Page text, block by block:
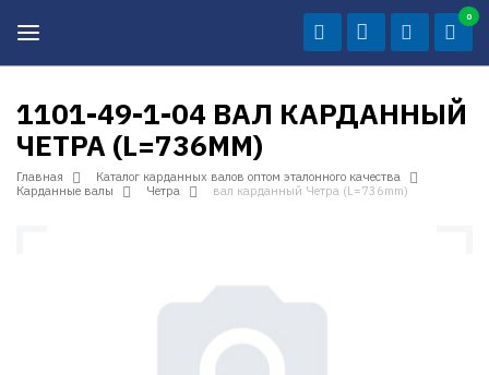
0
1101-49-1-04 ВАЛ КАРДАННЫЙ
ЧЕТРА (L=736MM)
Главная
Каталог карданных валов оптом эталонного качества
Карданные валы
Четра вал карданный Четра (L=736mm)